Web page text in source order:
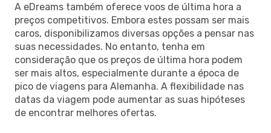
A eDreams também oferece voos de última hora a
preços competitivos. Embora estes possam ser mais
caros, disponibilizamos diversas opções a pensar nas
suas necessidades. No entanto, tenha em
consideração que os preços de última hora podem
ser mais altos, especialmente durante a época de
pico de viagens para Alemanha. A flexibilidade nas
datas da viagem pode aumentar as suas hipóteses
de encontrar melhores ofertas.